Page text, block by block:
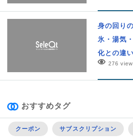
身の回り
氷・湯気
化との違
276
おすすめタグ
クーポン サブスクリプション